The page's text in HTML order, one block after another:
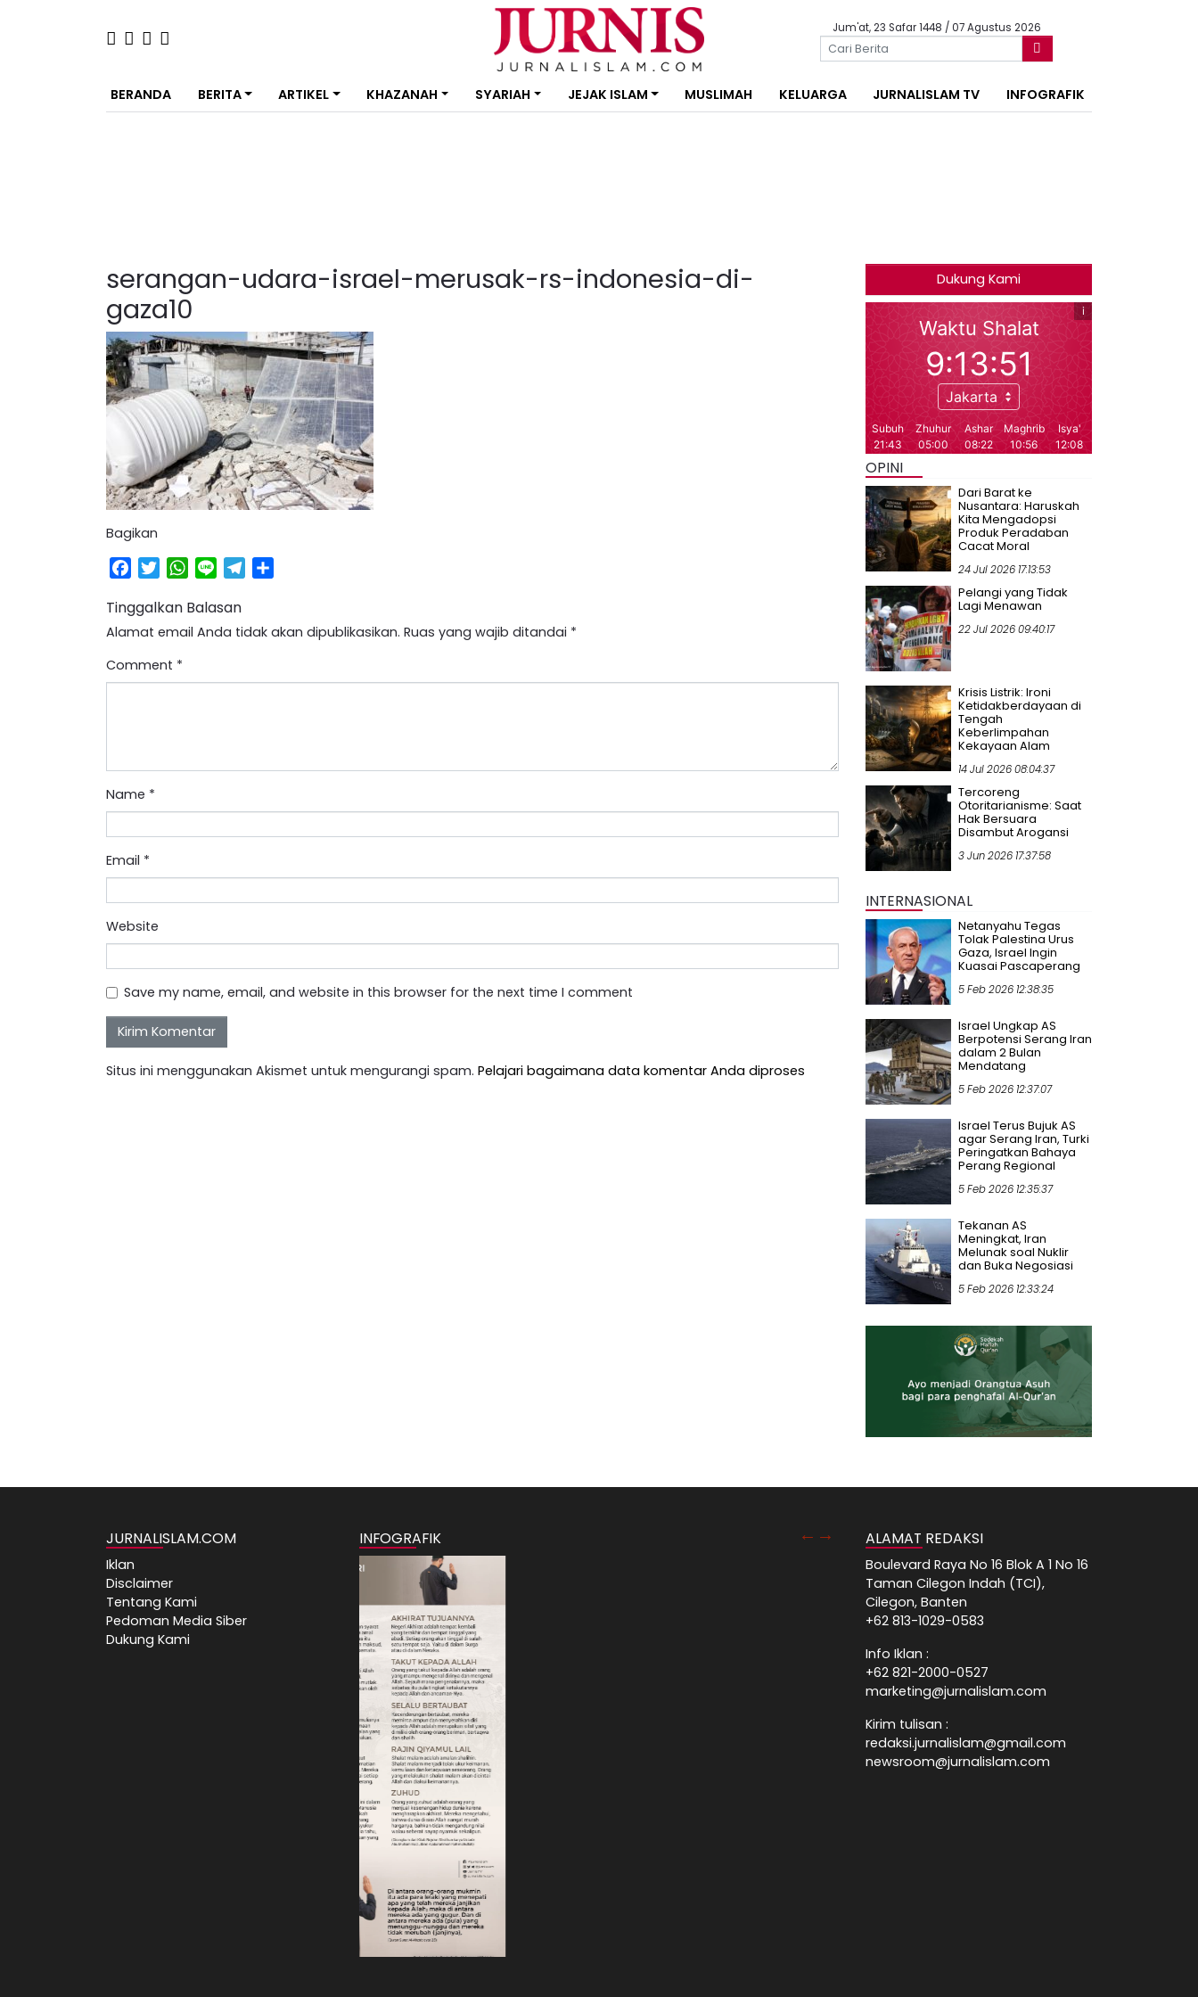
Jum'at, 23 Safar 1448 / 07 Agustus 2026
BERANDA BERITA ARTIKEL KHAZANAH SYARIAH JEJAK ISLAM MUSLIMAH KELUARGA JURNALISLAM TV INFOGRAFIK
serangan-udara-israel-merusak-rs-indonesia-di-
gaza10
Bagikan
Facebook
TwitterWhatsApp
Line Telegram
Tinggalkan Balasan
Alamat email Anda tidak akan dipublikasikan. Ruas yang wajib ditandai *
Comment *
Name *
Email *
Website
Save my name, email, and website in this browser for the next time I comment
Situs ini menggunakan Akismet untuk mengurangi spam. Pelajari bagaimana data komentar Anda diproses
Dukung Kami
OPINI
Dari Barat ke
Nusantara: Haruskah
Kita Mengadopsi
Produk Peradaban
Cacat Moral
24 Jul 2026 17:13:53
Pelangi yang Tidak
Lagi Menawan
22 Jul 2026 09:40:17
Krisis Listrik: Ironi
Ketidakberdayaan di
Tengah
Keberlimpahan
Kekayaan Alam
14 Jul 2026 08:04:37
Tercoreng
Otoritarianisme: Saat
Hak Bersuara
Disambut Arogansi
3 Jun 2026 17:37:58
INTERNASIONAL
Netanyahu Tegas
Tolak Palestina Urus
Gaza, Israel Ingin
Kuasai Pascaperang
5 Feb 2026 12:38:35
Israel Ungkap AS
Berpotensi Serang Iran
dalam 2 Bulan
Mendatang
5 Feb 2026 12:37:07
Israel Terus Bujuk AS
agar Serang Iran, Turki
Peringatkan Bahaya
Perang Regional
5 Feb 2026 12:35:37
Tekanan AS
Meningkat, Iran
Melunak soal Nuklir
dan Buka Negosiasi
5 Feb 2026 12:33:24
JURNALISLAM.COM
Iklan
Disclaimer
Tentang Kami
Pedoman Media Siber
Dukung Kami
INFOGRAFIK ALAMAT REDAKSI
Boulevard Raya No 16 Blok A 1 No 16
Taman Cilegon Indah (TCI),
Cilegon, Banten
+62 813-1029-0583
Info Iklan :
+62 821-2000-0527
marketing@jurnalislam.com
Kirim tulisan :
redaksi.jurnalislam@gmail.com
newsroom@jurnalislam.com